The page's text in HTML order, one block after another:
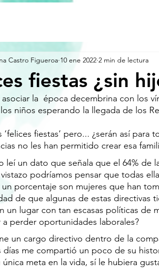
fiestas ¿sin
Castro Figueroa 10 ene 2022 2 min de lectura
la  época decembrina con los
niños esperando la llegada de los
‘felices fiestas’ pero... ¿serán así para
no les han permitido crear esa
leí un dato que señala que el 64% de
podríamos pensar que todas
porcentaje son mujeres que han
de que algunas de estas directivas
un lugar con tan escasas políticas de
perder oportunidades laborales?
un cargo directivo dentro de la
días me compartió un poco de su
única meta en la vida, sí le hubiera